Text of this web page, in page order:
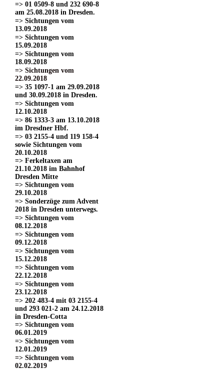
=> 01 0509-8 und 232 690-8
am 25.08.2018 in Dresden.
=> Sichtungen vom
13.09.2018
=> Sichtungen vom
15.09.2018
=> Sichtungen vom
18.09.2018
=> Sichtungen vom
22.09.2018
=> 35 1097-1 am 29.09.2018
und 30.09.2018 in Dresden.
=> Sichtungen vom
12.10.2018
=> 86 1333-3 am 13.10.2018
im Dresdner Hbf.
=> 03 2155-4 und 119 158-4
sowie Sichtungen vom
20.10.2018
=> Ferkeltaxen am
21.10.2018 im Bahnhof
Dresden Mitte
=> Sichtungen vom
29.10.2018
=> Sonderzüge zum Advent
2018 in Dresden unterwegs.
=> Sichtungen vom
08.12.2018
=> Sichtungen vom
09.12.2018
=> Sichtungen vom
15.12.2018
=> Sichtungen vom
22.12.2018
=> Sichtungen vom
23.12.2018
=> 202 483-4 mit 03 2155-4
und 293 021-2 am 24.12.2018
in Dresden-Cotta
=> Sichtungen vom
06.01.2019
=> Sichtungen vom
12.01.2019
=> Sichtungen vom
02.02.2019